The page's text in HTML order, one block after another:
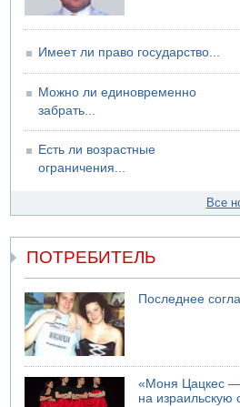
Имеет ли право государство...
Можно ли единовременно
забрать...
Есть ли возрастные
ограничения...
Все
ПОТРЕБИТЕЛЬ
Последнее
«Моня Цацкес
на израильскую